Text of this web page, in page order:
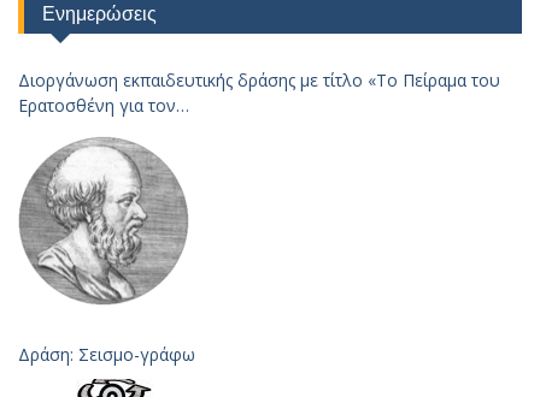
Ενημερώσεις
Διοργάνωση εκπαιδευτικής δράσης με τίτλο «Το Πείραμα του
Ερατοσθένη για τον
Δράση: Σεισμο-γράφω